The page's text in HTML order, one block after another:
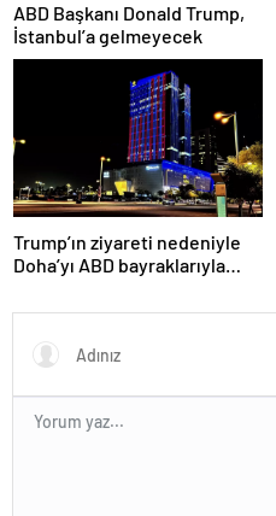
ABD Başkanı Donald Trump,
İstanbul’a gelmeyecek
Trump’ın ziyareti nedeniyle
Doha’yı ABD bayraklarıyla